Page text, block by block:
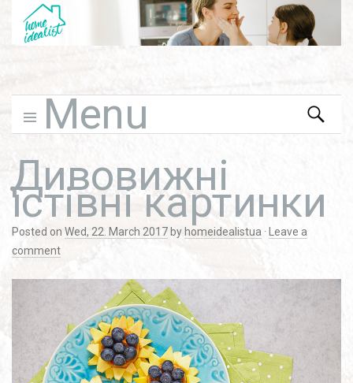
Menu
Search
for:
Дивовижні
їстівні картинки
Posted on Wed, 22. March 2017 by homeidealistua ·
Leave a
comment